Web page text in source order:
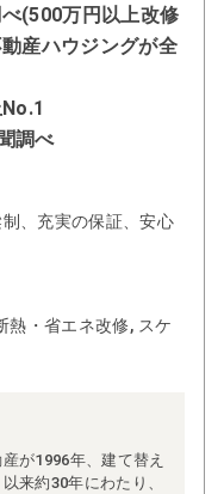
(500万円以上改修
産ハウジングが全
調べ
、充実の保証、安心
熱・省エネ改修, スケ
が1996年、建て替え
来約30年にわたり、